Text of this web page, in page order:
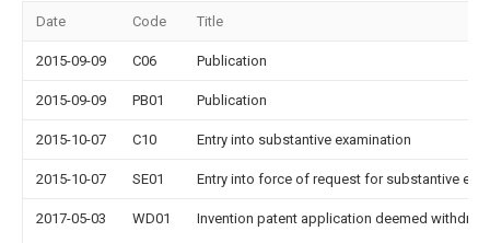
Date Code Title
2015-09-09 C06 Publication
2015-09-09 PB01 Publication
2015-10-07 C10 Entry into substantive examination
2015-10-07 SE01 Entry into force of request for substantive
2017-05-03 WD01 Invention patent application deemed